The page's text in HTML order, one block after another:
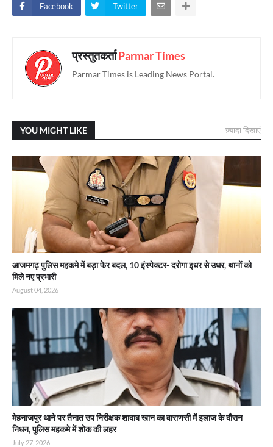
Facebook Twitter
प्रस्तुतकर्ताParmar Times
Parmar Times is Leading News Portal.
YOU MIGHT LIKE ज़्यादा दिखाएं
आजमगढ़ पुलिस महकमे में बड़ा फेर बदल, 10 इंस्पेक्टर- दरोगा इधर से उधर, थानों को
मिले नए प्रभारी
August 04, 2026
मेहनाजपुर थाने पर तैनात उप निरीक्षक शादाब खान का वाराणसी में इलाज के दौरान
निधन, पुलिस महकमे में शोक की लहर
July 27, 2026